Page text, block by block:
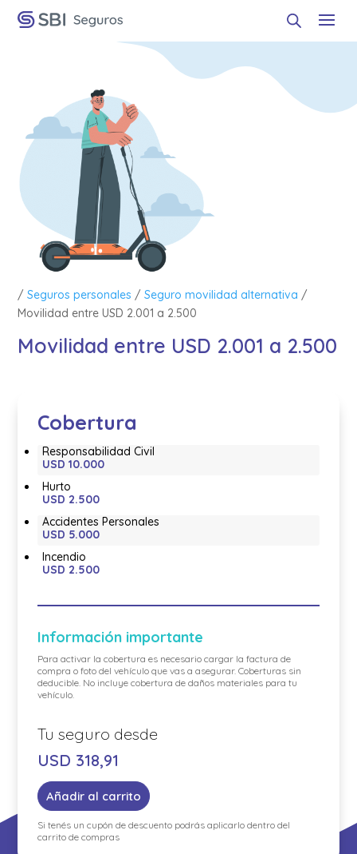
/Seguros personales /Seguro movilidad alternativa /
Movilidad entre USD 2.001 a 2.500
Movilidad entre USD 2.001 a 2.500
Cobertura
Responsabilidad Civil
USD 10.000
Hurto
USD 2.500
Accidentes Personales
USD 5.000
Incendio
USD 2.500
Información importante
Para activar la cobertura es necesario cargar la factura de
compra o foto del vehículo que vas a asegurar. Coberturas sin
deducible. No incluye cobertura de daños materiales para tu
vehículo.
USD 318,91
Añadir al carrito
Si tenés un cupón de descuento podrás aplicarlo dentro del
carrito de compras